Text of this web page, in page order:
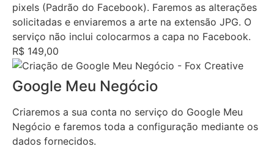
pixels (Padrão do Facebook). Faremos as alterações
solicitadas e enviaremos a arte na extensão JPG. O
serviço não inclui colocarmos a capa no Facebook.
R$ 149,00
Google Meu Negócio
Criaremos a sua conta no serviço do Google Meu
Negócio e faremos toda a configuração mediante os
dados fornecidos.